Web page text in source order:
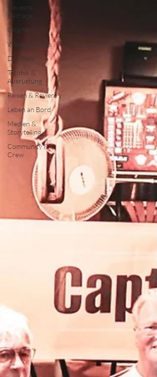
Neueste
Beiträge
Chartertörns
Wissenswertes
Der Plan
Technik &
Ausrüstung
Reisen & Reviere
Leben an Bord
Medien &
Storytelling
Community &
Crew